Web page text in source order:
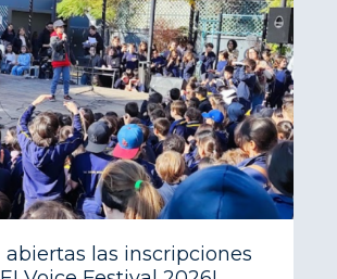
abiertas las inscripciones